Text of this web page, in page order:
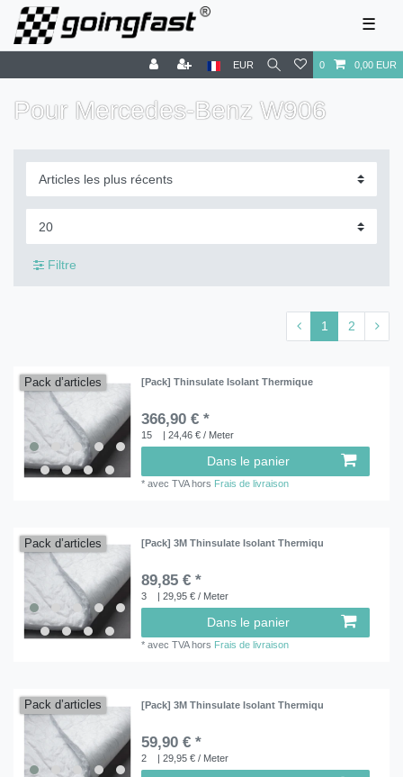
☰
EUR 0 0,00 EUR
Pour Mercedes-Benz W906
Filtre
1 2
Pack d’articles [Pack] Thinsulate Isolant Thermique
366,90 € *
15 | 24,46 € / Meter
Dans le panier
*avec TVAhors Frais de livraison
Pack d’articles [Pack] 3M Thinsulate Isolant Thermiqu
89,85 € *
3 | 29,95 € / Meter
Dans le panier
*avec TVAhors Frais de livraison
Pack d’articles [Pack] 3M Thinsulate Isolant Thermiqu
59,90 € *
2 | 29,95 € / Meter